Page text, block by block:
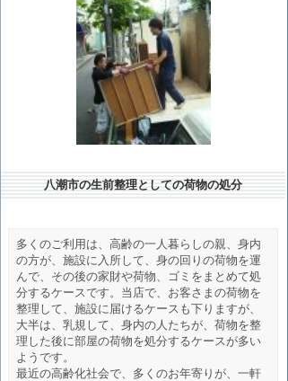
八潮市の生前整理としての荷物の処分
多くのご利用は、高齢の一人暮らしの親、身内
の方が、施設に入所して、身の回りの荷物を運
んで、その後の家財や荷物、ゴミをまとめて処
分するケースです。当店で、お客さまの荷物を
整理して、施設に届けるケースも下りますが、
大半は、乳規して、身内の人たちが、荷物を整
理した後に部屋の荷物を処分するケースが多い
ようです。
最近の高齢化社会で、多くのお年寄りが、一軒